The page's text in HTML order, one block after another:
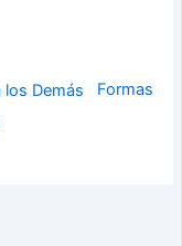
Formas